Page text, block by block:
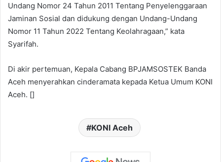
Undang Nomor 24 Tahun 2011 Tentang Penyelenggaraan
Jaminan Sosial dan didukung dengan Undang-Undang
Nomor 11 Tahun 2022 Tentang Keolahragaan,” kata
Syarifah.
Di akir pertemuan, Kepala Cabang BPJAMSOSTEK Banda
Aceh menyerahkan cinderamata kepada Ketua Umum KONI
Aceh. []
KONI Aceh